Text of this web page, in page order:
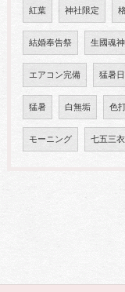
紅葉 神社限定
結婚奉告祭 生國魂
エアコン完備 猛暑日
猛暑 白無垢 色
モーニング 七五三